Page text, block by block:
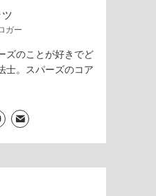
ガー
ズのことが好きでど
士。スパーズのコア